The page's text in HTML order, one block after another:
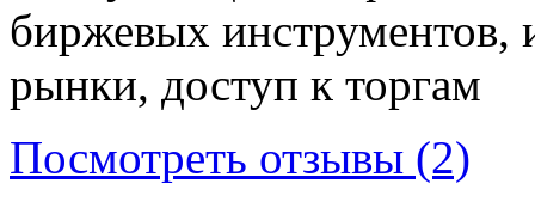
биржевых инструментов,
рынки, доступ к торгам
Посмотреть отзывы (2)